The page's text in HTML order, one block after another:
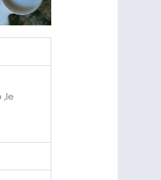
,le